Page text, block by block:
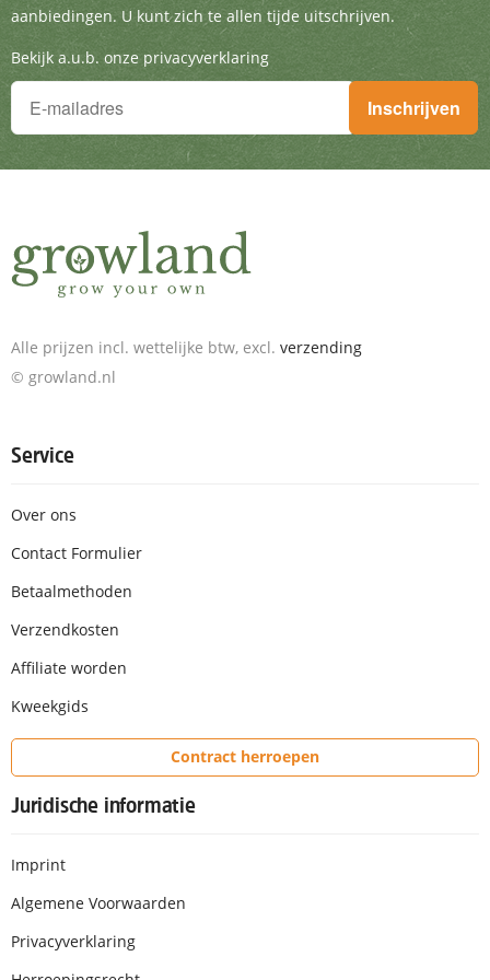
aanbiedingen. U kunt zich te allen tijde uitschrijven.
Bekijk a.u.b. onze privacyverklaring
Je wilt niets missen!
Schrijf je in voor de nieuwsbrief en ontvang geweldige
Inschrijven
Alle prijzen incl. wettelijke btw, excl. verzending
© growland.nl
Service
Over ons
Contact Formulier
Betaalmethoden
Verzendkosten
Affiliate worden
Kweekgids
Contract herroepen
Juridische informatie
Imprint
Algemene Voorwaarden
Privacyverklaring